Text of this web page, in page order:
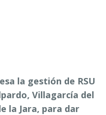
la gestión de RSU
Villagarcía del
la Jara, para dar